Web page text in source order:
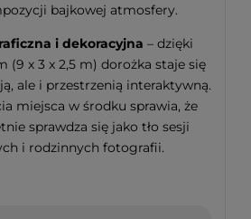
bajkowej atmosfery.
i dekoracyjna – dzięki
(9 x 3 x 2,5 m) dorożka staje się
ale i przestrzenią interaktywną.
miejsca w środku sprawia, że
sprawdza się jako tło sesji
i rodzinnych fotografii.